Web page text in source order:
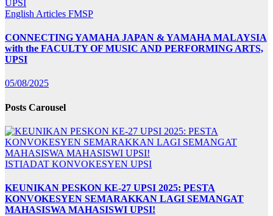
English Articles FMSP
CONNECTING YAMAHA JAPAN & YAMAHA MALAYSIA
with the FACULTY OF MUSIC AND PERFORMING ARTS,
UPSI
05/08/2025
Posts Carousel
ISTIADAT KONVOKESYEN UPSI
KEUNIKAN PESKON KE-27 UPSI 2025: PESTA
KONVOKESYEN SEMARAKKAN LAGI SEMANGAT
MAHASISWA MAHASISWI UPSI!